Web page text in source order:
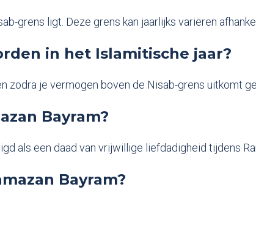
grens ligt. Deze grens kan jaarlijks variëren
in het Islamitische jaar?
zodra je vermogen boven de Nisab-grens uitkomt
Bayram?
als een daad van vrijwillige liefdadigheid tijdens
Bayram?